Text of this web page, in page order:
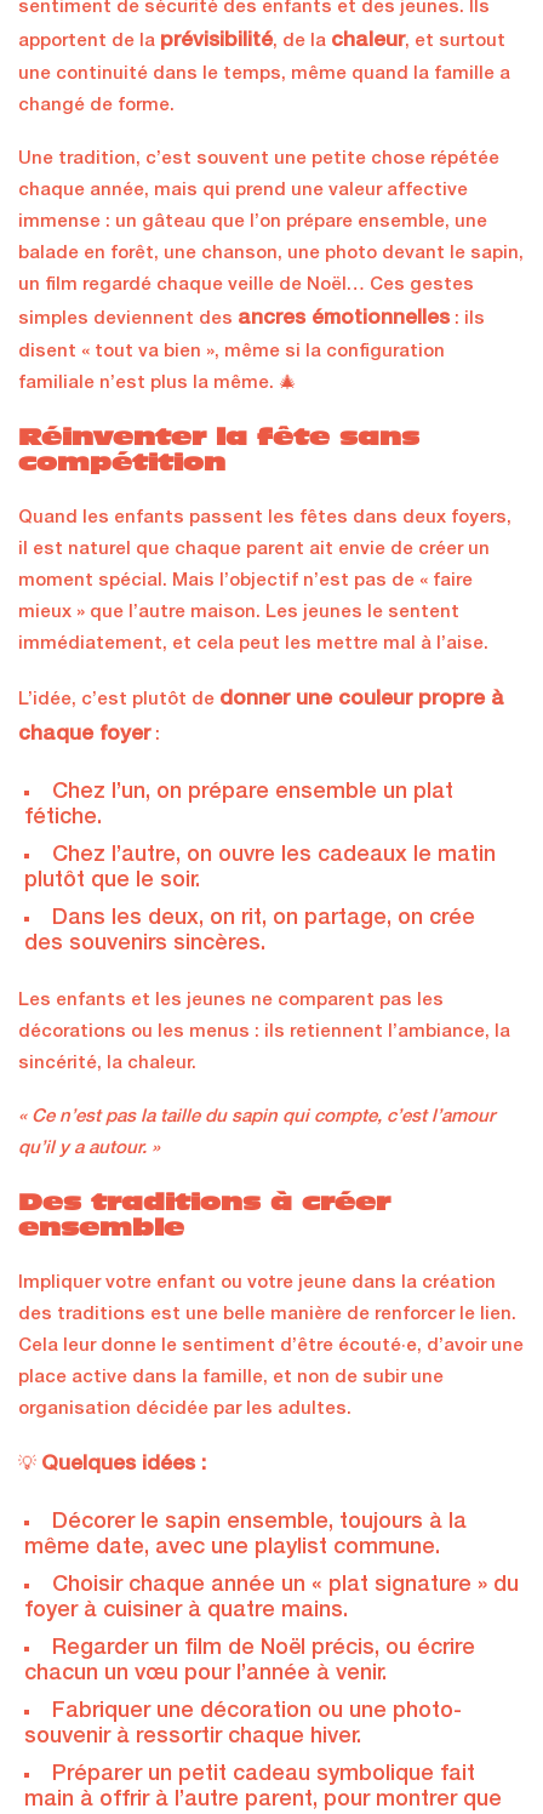
sentiment de sécurité des enfants et des jeunes. Ils
apportent de la prévisibilité, de la chaleur, et surtout
une continuité dans le temps, même quand la famille a
changé de forme.
Une tradition, c’est souvent une petite chose répétée
chaque année, mais qui prend une valeur affective
immense : un gâteau que l’on prépare ensemble, une
balade en forêt, une chanson, une photo devant le sapin,
un film regardé chaque veille de Noël… Ces gestes
simples deviennent des ancres émotionnelles : ils
disent « tout va bien », même si la configuration
familiale n’est plus la même. 🎄
Réinventer la fête sans
compétition
Quand les enfants passent les fêtes dans deux foyers,
il est naturel que chaque parent ait envie de créer un
moment spécial. Mais l’objectif n’est pas de « faire
mieux » que l’autre maison. Les jeunes le sentent
immédiatement, et cela peut les mettre mal à l’aise.
L’idée, c’est plutôt de donner une couleur propre à
chaque foyer:
Chez l’un, on prépare ensemble un plat
fétiche.
Chez l’autre, on ouvre les cadeaux le matin
plutôt que le soir.
Dans les deux, on rit, on partage, on crée
des souvenirs sincères.
Les enfants et les jeunes ne comparent pas les
décorations ou les menus : ils retiennent l’ambiance, la
sincérité, la chaleur.
« Ce n’est pas la taille du sapin qui compte, c’est l’amour
qu’il y a autour. »
Des traditions à créer
ensemble
Impliquer votre enfant ou votre jeune dans la création
des traditions est une belle manière de renforcer le lien.
Cela leur donne le sentiment d’être écouté·e, d’avoir une
place active dans la famille, et non de subir une
organisation décidée par les adultes.
💡 Quelques idées :
Décorer le sapin ensemble, toujours à la
même date, avec une playlist commune.
Choisir chaque année un « plat signature » du
foyer à cuisiner à quatre mains.
Regarder un film de Noël précis, ou écrire
chacun un vœu pour l’année à venir.
Fabriquer une décoration ou une photo-
souvenir à ressortir chaque hiver.
Préparer un petit cadeau symbolique fait
main à offrir à l’autre parent, pour montrer que